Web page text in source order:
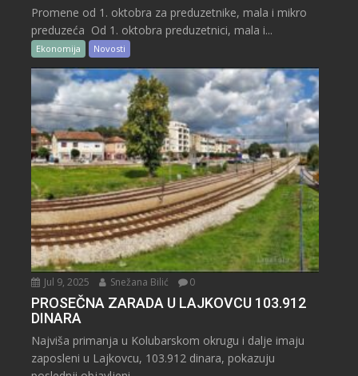
Promene od 1. oktobra za preduzetnike, mala i mikro
preduzeća Od 1. oktobra preduzetnici, mala i...
Ekonomija Novosti
Jul 9, 2025 Snežana Bilić 0
PROSEČNA ZARADA U LAJKOVCU 103.912
DINARA
Najviša primanja u Kolubarskom okrugu i dalje imaju
zaposleni u Lajkovcu, 103.912 dinara, pokazuju